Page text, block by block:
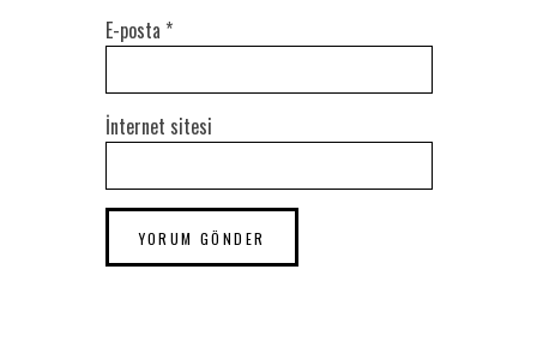
E-posta *
İnternet sitesi